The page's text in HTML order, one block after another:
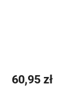
60,95 zł